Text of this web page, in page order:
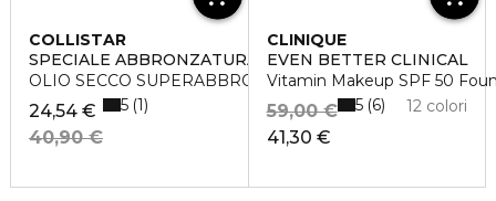
COLLISTAR
SPECIALE ABBRONZATURA PERFETTA
OLIO SECCO SUPERABBRONZANTE IDRATANTE SPF 6
24,54 €
40,90 €
5 1
CLINIQUE
EVEN BETTER CLINICAL
Vitamin Makeup SPF 50
41,30 €
59,00 € 12 colori
5 6